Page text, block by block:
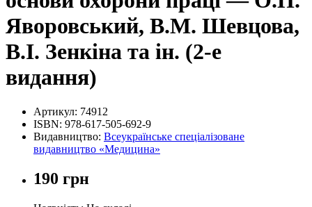
Яворовський, В.М. Шевцова,
В.І. Зенкіна та ін. (2-е
видання)
Артикул: 74912
ISBN: 978-617-505-692-9
Видавництво: Всеукраїнське спеціалізоване
видавництво «Медицина»
190 грн